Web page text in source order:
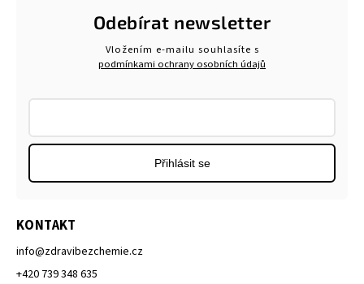
KONTAKT
info@zdravibezchemie.cz
+420 739 348 635
Odebírat newsletter
Vložením e-mailu souhlasíte s
podmínkami ochrany osobních údajů
Přihlásit se